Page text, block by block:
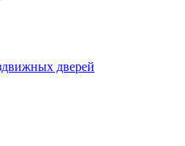
дверей